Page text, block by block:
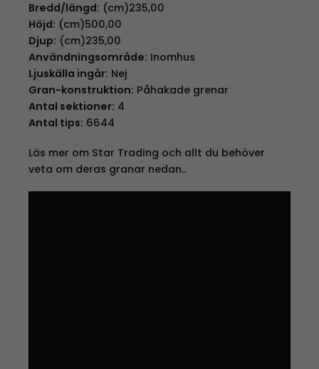
Bredd/längd: (cm)235,00
Höjd: (cm)500,00
Djup: (cm)235,00
Användningsområde: Inomhus
Ljuskälla ingår: Nej
Gran-konstruktion: Påhakade grenar
Antal sektioner: 4
Antal tips: 6644
Läs mer om Star Trading och allt du behöver
veta om deras granar nedan..